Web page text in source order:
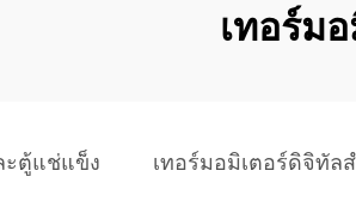
เทอร์ม
ะตู้แช่แข็ง เทอร์มอมิเตอร์ดิจิทัล